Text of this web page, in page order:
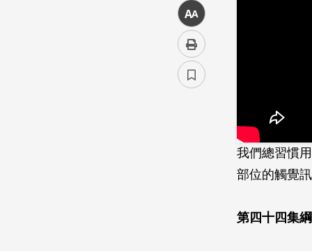
中
我們總習慣
部位的觸覺
第四十四集